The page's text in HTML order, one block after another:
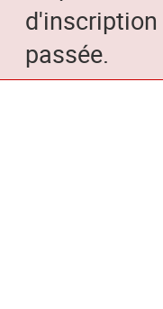
passée.